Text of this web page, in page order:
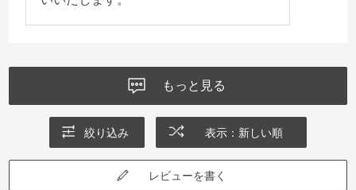
もっと見る
絞り込み 表示：新しい順
レビューを書く